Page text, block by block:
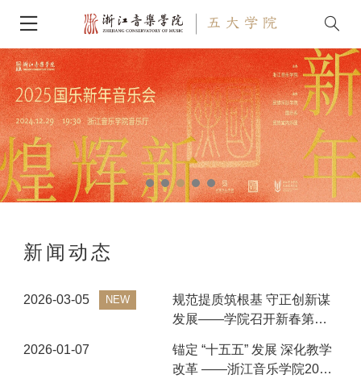
新闻动态
2026-03-05 NEW
规范提质筑根基 守正创新谋
发展——学院召开新春第一
2026-01-07
锚定 “十五五” 发展 深化教学
改革 ——浙江音乐学院2026